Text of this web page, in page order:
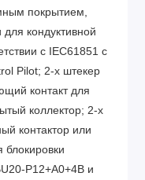
покрытием,
для кондуктивной
с IEC61851 с
Pilot; 2‑х штекер
контакт для
коллектор; 2‑х
контактор или
блокировки
P12+A0+4B и